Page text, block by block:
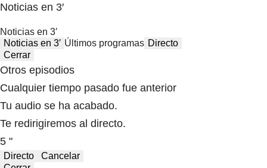
Noticias en 3′
Noticias en 3′
Noticias en 3′ Últimos programas Directo
Cerrar
Otros episodios
Cualquier tiempo pasado fue anterior
Tu audio se ha acabado.
Te redirigiremos al directo.
5 "
Directo
Cancelar